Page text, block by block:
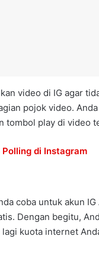
video di IG agar
pojok video.
tombol play di video
di Instagram
coba untuk akun
Dengan begitu,
kuota internet